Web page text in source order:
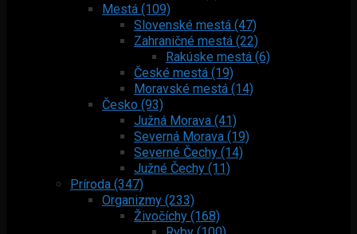
Mestá (109)
Slovenské mestá (47)
Zahraničné mestá (22)
Rakúske mestá (6)
České mestá (19)
Moravské mestá (14)
Česko (93)
Južná Morava (41)
Severná Morava (19)
Severné Čechy (14)
Južné Čechy (11)
Príroda (347)
Organizmy (233)
Živočíchy (168)